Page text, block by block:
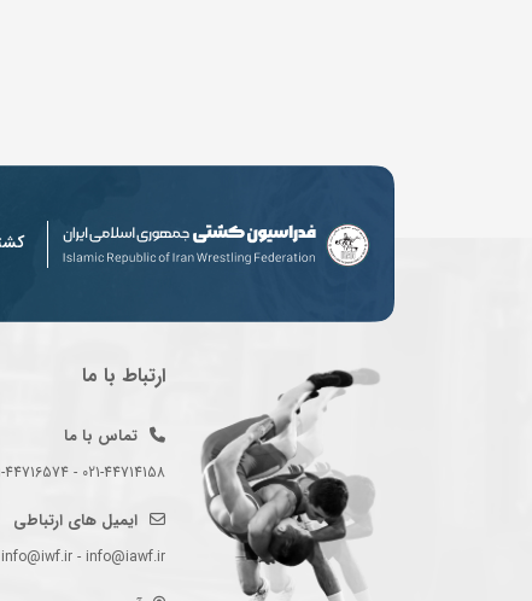
ارتباط با ما
تماس با ما
021-44714158 - 021-44716574 - 021-44714489
ایمیل های ارتباطی
info@iwf.ir - info@iawf.ir